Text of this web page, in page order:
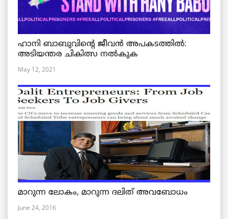
ഹാനി ബാബുവിന്റെ ജീവൻ അപകടത്തിൽ:
അടിയന്തര ചികിത്സ നൽകുക
May 12, 2021
മാറുന്ന ലോകം, മാറുന്ന ദലിത് അവബോധം
June 24, 2016